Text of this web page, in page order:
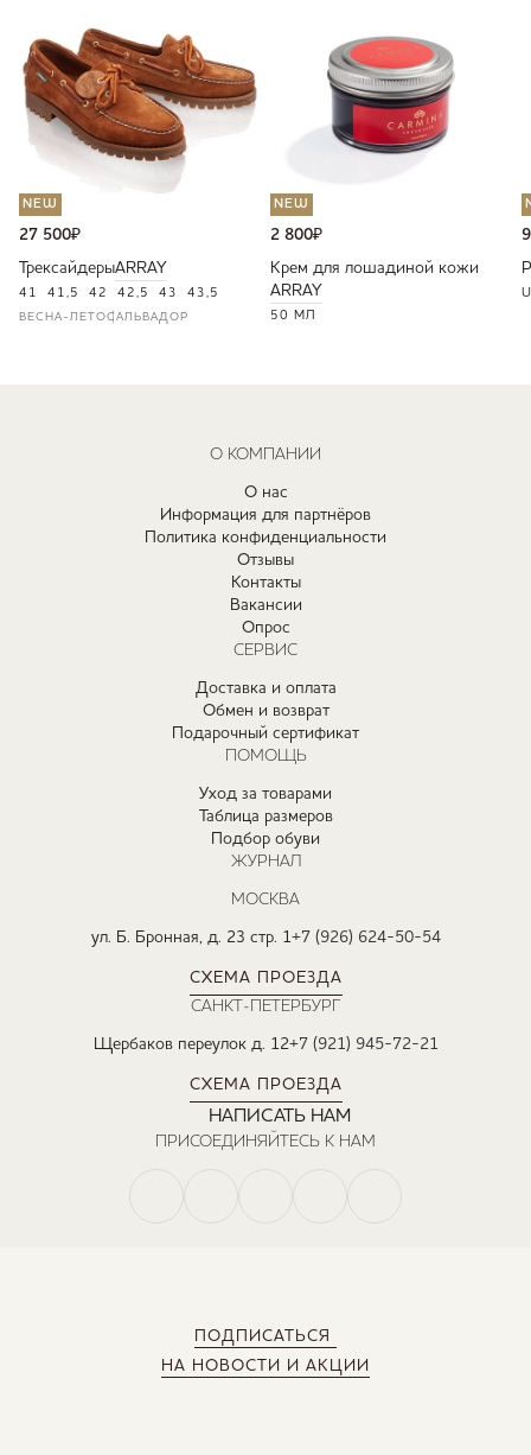
NEW
27 500₽
ТрексайдерыARRAY
41 41,5 42 42,5 43 43,5
ВЕСНА-ЛЕТОСАЛЬВАДОР
NEW
2 800₽
Крем для лошадиной кожи
ARRAY
50 МЛ
ПОДПИСАТЬСЯ
НА НОВОСТИ И АКЦИИ
О КОМПАНИИ
О нас
Информация для партнёров
Политика конфиденциальности
Отзывы
Контакты
Вакансии
Опрос
СЕРВИС
Доставка и оплата
Обмен и возврат
Подарочный сертификат
ПОМОЩЬ
Уход за товарами
Таблица размеров
Подбор обуви
ЖУРНАЛ
МОСКВА
ул. Б. Бронная, д. 23 стр. 1+7 (926) 624-50-54
СХЕМА ПРОЕЗДА
САНКТ-ПЕТЕРБУРГ
Щербаков переулок д. 12+7 (921) 945-72-21
СХЕМА ПРОЕЗДА
НАПИСАТЬ НАМ
ПРИСОЕДИНЯЙТЕСЬ К НАМ